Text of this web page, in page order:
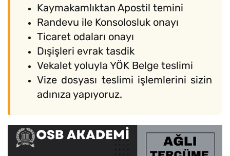
Kaymakamlıktan Apostil temini
Randevu ile Konsolosluk onayı
Ticaret odaları onayı
Dışişleri evrak tasdik
Vekalet yoluyla YÖK Belge teslimi
Vize dosyası teslimi işlemlerini sizin
adınıza yapıyoruz.